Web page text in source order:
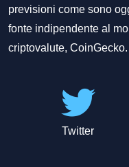
previsioni come sono
fonte indipendente al
criptovalute,
Twitter